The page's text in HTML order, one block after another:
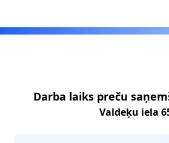
Darba laiks preču
Valdeķu iela